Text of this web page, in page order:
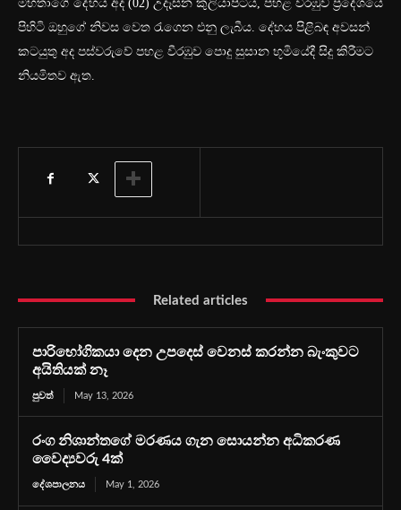
මහතාගේ දේහය අද (02) උදෑසන කුලියාපිටිය, පහළ වීරඹුව ප්‍රදේශයේ
පිහිටි ඔහුගේ නිවස වෙත රැගෙන එනු ලැබීය. දේහය පිළිබඳ අවසන්
කටයුතු අද පස්වරුවේ පහළ වීරඹුව පොදු සුසාන භූමියේදී සිදු කිරීමට
නියමිතව ඇත.
Related articles
පාරිභෝගිකයා දෙන උපදෙස් වෙනස් කරන්න බැංකුවට
අයිතියක් නෑ
පුවත් May 13, 2026
රංග නිශාන්තගේ මරණය ගැන සොයන්න අධිකරණ
වෛද්‍යවරු 4ක්
දේශපාලනය May 1, 2026